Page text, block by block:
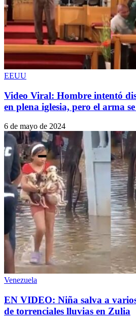
EEUU
Video Viral: Hombre intentó
en plena iglesia, pero el arma
6 de mayo de 2024
Venezuela
EN VIDEO: Niña salva a
de torrenciales lluvias en Zulia